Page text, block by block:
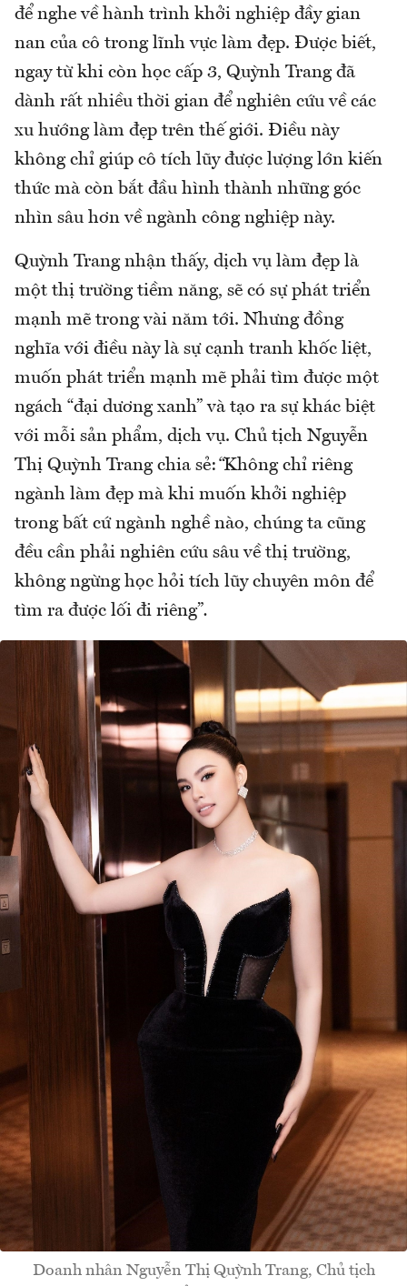
để nghe về hành trình khởi nghiệp đầy gian
nan của cô trong lĩnh vực làm đẹp. Được biết,
ngay từ khi còn học cấp 3, Quỳnh Trang đã
dành rất nhiều thời gian để nghiên cứu về các
xu hướng làm đẹp trên thế giới. Điều này
không chỉ giúp cô tích lũy được lượng lớn kiến
thức mà còn bắt đầu hình thành những góc
nhìn sâu hơn về ngành công nghiệp này.
Quỳnh Trang nhận thấy, dịch vụ làm đẹp là
một thị trường tiềm năng, sẽ có sự phát triển
mạnh mẽ trong vài năm tới. Nhưng đồng
nghĩa với điều này là sự cạnh tranh khốc liệt,
muốn phát triển mạnh mẽ phải tìm được một
ngách “đại dương xanh” và tạo ra sự khác biệt
với mỗi sản phẩm, dịch vụ. Chủ tịch Nguyễn
Thị Quỳnh Trang chia sẻ: “Không chỉ riêng
ngành làm đẹp mà khi muốn khởi nghiệp
trong bất cứ ngành nghề nào, chúng ta cũng
đều cần phải nghiên cứu sâu về thị trường,
không ngừng học hỏi tích lũy chuyên môn để
tìm ra được lối đi riêng”.
Doanh nhân Nguyễn Thị Quỳnh Trang, Chủ tịch